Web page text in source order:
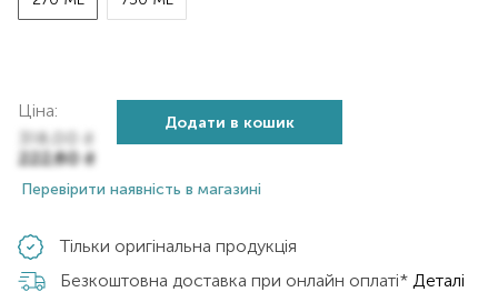
Ціна:
318,00
222,60₴
Додати в кошик
Перевірити наявність в магазині
Тільки оригінальна продукція
Безкоштовна доставка при онлайн оплаті* Деталі